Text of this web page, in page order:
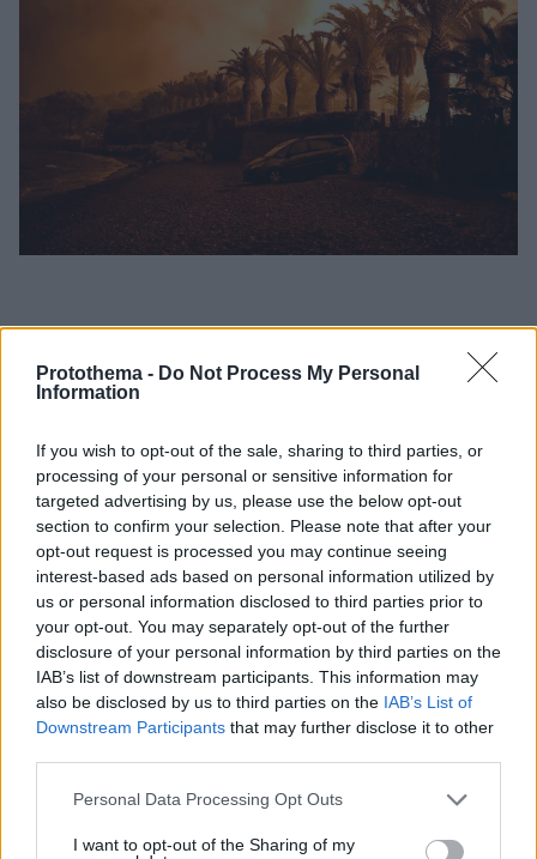
Protothema - Do Not Process My Personal
Information
If you wish to opt-out of the sale, sharing to third parties, or
processing of your personal or sensitive information for
targeted advertising by us, please use the below opt-out
section to confirm your selection. Please note that after your
opt-out request is processed you may continue seeing
interest-based ads based on personal information utilized by
us or personal information disclosed to third parties prior to
your opt-out. You may separately opt-out of the further
disclosure of your personal information by third parties on the
IAB’s list of downstream participants. This information may
also be disclosed by us to third parties on the IAB’s List of
Downstream Participants that may further disclose it to other
Please note that this website/app uses one or more Google
not limited to your visit or usage behaviour. You may click to
Personal Data Processing Opt Outs
I want to opt-out of the Sharing of my
Επίσης, από αέρος συντονίζουν δύο
ελικόπτερα, (ένα της ΕΛ.ΑΣ στο οποίο επιβαίνει
ΠροστασίαςΒασίλης Παπαγεωργίουκαι ένα
της Πυροσβεστικής), ενώ ένα ακόμα Σινούκ του
στρατού συμμετέχει στη κατάσβεση.
Όπως είπε στο ΑΠΕ-ΜΠΕ ο εκπρόσωπος της
ΠυροσβεστικήςΒασίλης Βαρθακογιάννης, η
πυρκαγιά πήρε μεγάλες διαστάσεις χτες το
βράδυ, γιατί στην περιοχή που απ' όπου
ξεκίνησε είχε πολύ πυκνή βλάστηση, έπνεαν
δυτικοί άνεμοι 4-5 μποφόρ με ριπές έξι
μποφόρ, οι οποίοι κατηύθυναν τις φλόγες προς
τα Γεράνεια, δημιουργώντας μια τεράστια